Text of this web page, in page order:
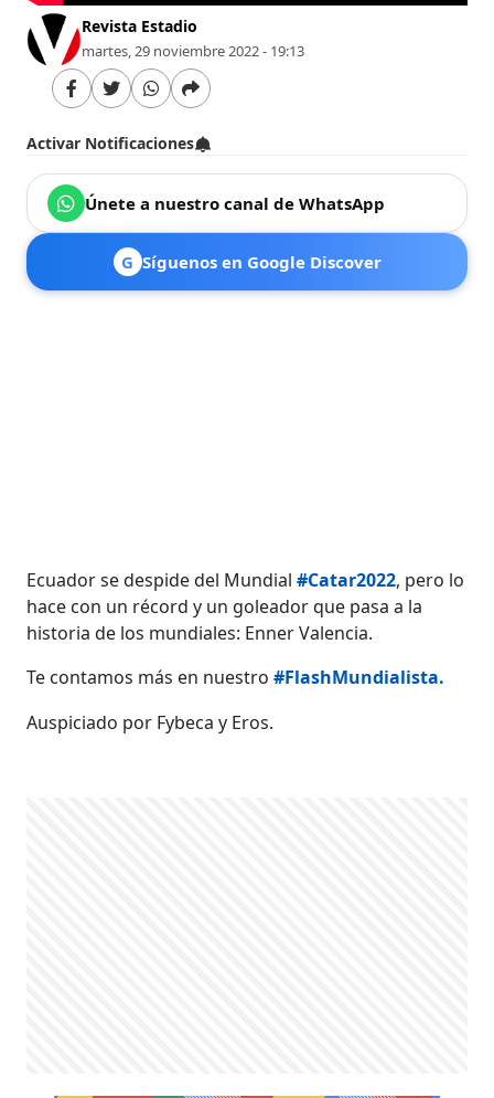
Revista Estadio
martes, 29 noviembre 2022 - 19:13
Activar Notificaciones
Únete a nuestro canal de WhatsApp
G Síguenos en Google Discover
Ecuador se despide del Mundial#Catar2022, pero lo
hace con un récord y un goleador que pasa a la
historia de los mundiales: Enner Valencia.
Te contamos más en nuestro#FlashMundialista.
Auspiciado por Fybeca y Eros.